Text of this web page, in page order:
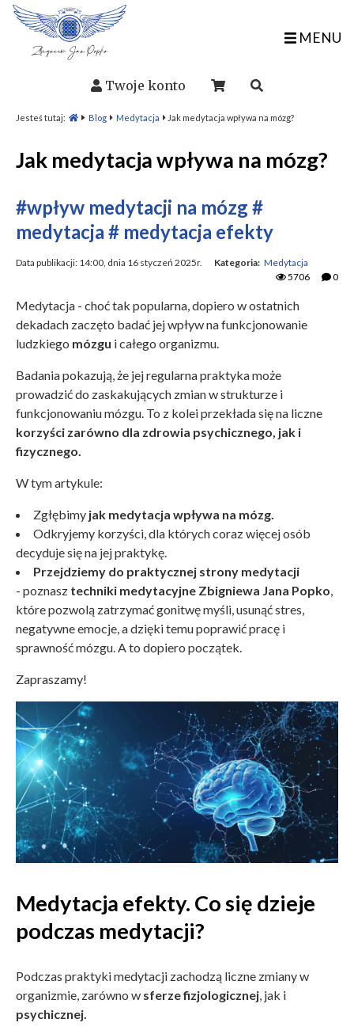
MENU
Twoje konto
Jesteś tutaj: Blog Medytacja Jak medytacja wpływa na mózg?
Jak medytacja wpływa na mózg?
#wpływ medytacji na mózg #
medytacja # medytacja efekty
Data publikacji: 14:00, dnia 16 styczeń 2025r. Kategoria: Medytacja
5706
0
Medytacja - choć tak popularna, dopiero w ostatnich
dekadach zaczęto badać jej wpływ na funkcjonowanie
ludzkiego mózgu i całego organizmu.
Badania pokazują, że jej regularna praktyka może
prowadzić do zaskakujących zmian w strukturze i
funkcjonowaniu mózgu. To z kolei przekłada się na liczne
korzyści zarówno dla zdrowia psychicznego, jak i
fizycznego.
W tym artykule:
Zgłębimy jak medytacja wpływa na mózg.
Odkryjemy korzyści, dla których coraz więcej osób
decyduje się na jej praktykę.
Przejdziemy do praktycznej strony medytacji
- poznasz techniki medytacyjne Zbigniewa Jana Popko,
które pozwolą zatrzymać gonitwę myśli, usunąć stres,
negatywne emocje, a dzięki temu poprawić pracę i
sprawność mózgu. A to dopiero początek.
Zapraszamy!
Medytacja efekty. Co się dzieje
podczas medytacji?
Podczas praktyki medytacji zachodzą liczne zmiany w
organizmie, zarówno w sferze fizjologicznej , jak i
psychicznej.